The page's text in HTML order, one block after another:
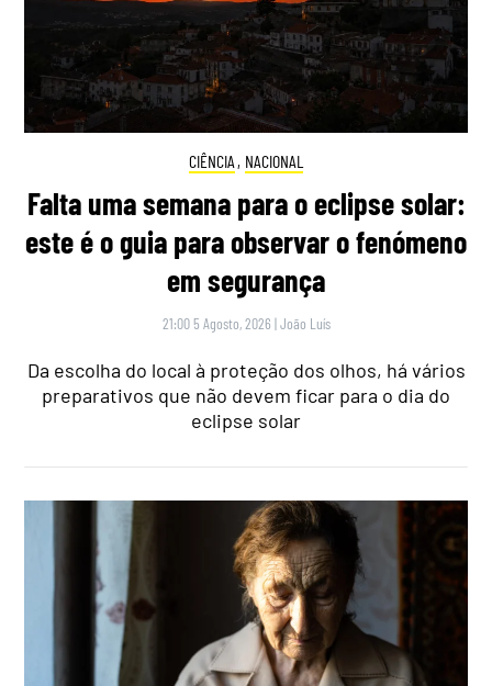
CIÊNCIA , NACIONAL
Falta uma semana para o eclipse solar:
este é o guia para observar o fenómeno
em segurança
21:00 5 Agosto, 2026 |João Luís
Da escolha do local à proteção dos olhos, há vários
preparativos que não devem ficar para o dia do
eclipse solar